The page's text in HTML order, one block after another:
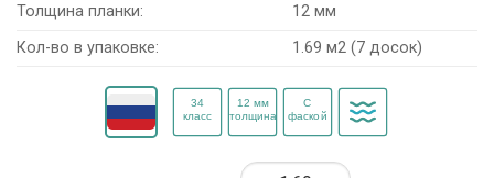
Толщина планки:
12 мм
Кол-во в упаковке:
1.69 м2 (7 досок)